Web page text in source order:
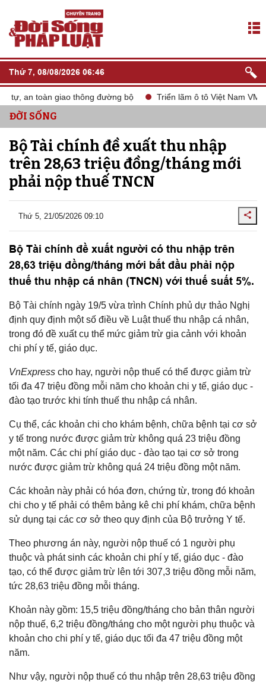
Thứ 7, 08/08/2026 06:46
an toàn giao thông đường bộ Triển lãm ô tô Việt Nam VMS
ĐỜI SỐNG
Bộ Tài chính đề xuất thu nhập
trên 28,63 triệu đồng/tháng mới
phải nộp thuế TNCN
Thứ 5, 21/05/2026 09:10
Bộ Tài chính đề xuất người có thu nhập trên
28,63 triệu đồng/tháng mới bắt đầu phải nộp
thuế thu nhập cá nhân (TNCN) với thuế suất 5%.
Bộ Tài chính ngày 19/5 vừa trình Chính phủ dự thảo Nghị
định quy định một số điều về Luật thuế thu nhập cá nhân,
trong đó đề xuất cụ thể mức giảm trừ gia cảnh với khoản
chi phí y tế, giáo dục.
VnExpress cho hay, người nộp thuế có thể được giảm trừ
tối đa 47 triệu đồng mỗi năm cho khoản chi y tế, giáo dục -
đào tạo trước khi tính thuế thu nhập cá nhân.
Cụ thể, các khoản chi cho khám bệnh, chữa bệnh tại cơ sở
y tế trong nước được giảm trừ không quá 23 triệu đồng
một năm. Các chi phí giáo dục - đào tạo tại cơ sở trong
nước được giảm trừ không quá 24 triệu đồng một năm.
Các khoản này phải có hóa đơn, chứng từ, trong đó khoản
chi cho y tế phải có thêm bảng kê chi phí khám, chữa bệnh
sử dụng tại các cơ sở theo quy định của Bộ trưởng Y tế.
Theo phương án này, người nộp thuế có 1 người phụ
thuộc và phát sinh các khoản chi phí y tế, giáo dục - đào
tạo, có thể được giảm trừ lên tới 307,3 triệu đồng mỗi năm,
tức 28,63 triệu đồng mỗi tháng.
Khoản này gồm: 15,5 triệu đồng/tháng cho bản thân người
nộp thuế, 6,2 triệu đồng/tháng cho một người phụ thuộc và
khoản cho chi phí y tế, giáo dục tối đa 47 triệu đồng một
năm.
Như vậy, người nộp thuế có thu nhập trên 28,63 triệu đồng